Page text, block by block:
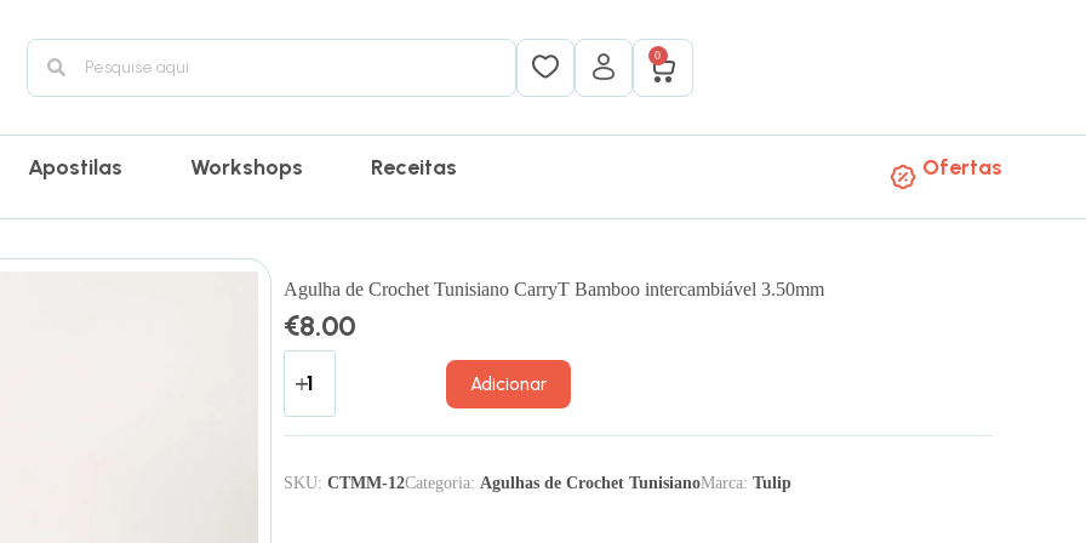
0
Apostilas Workshops Receitas Ofertas
Agulha de Crochet Tunisiano CarryT Bamboo intercambiável 3.50mm
€8.00
Adicionar
SKU: CTMM-12Categoria: Agulhas de Crochet TunisianoMarca: Tulip